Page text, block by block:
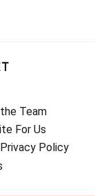
Team
For Us
Privacy Policy